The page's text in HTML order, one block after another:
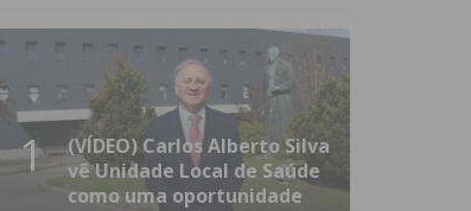
1
(VÍDEO) Carlos Alberto Silva
vê Unidade Local de Saúde
como uma oportunidade